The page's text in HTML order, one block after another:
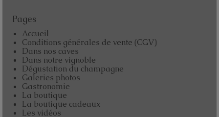
Pages
Accueil
Conditions générales de vente (CGV)
Dans nos caves
Dans notre vignoble
Dégustation du champagne
Galeries photos
Gastronomie
La boutique
La boutique cadeaux
Les vidéos